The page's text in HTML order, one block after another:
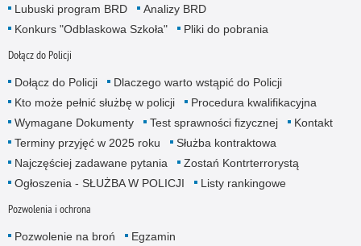
Lubuski program BRD
Analizy BRD
Konkurs "Odblaskowa Szkoła"
Pliki do pobrania
Dołącz do Policji
Dołącz do Policji
Dlaczego warto wstąpić do Policji
Kto może pełnić służbę w policji
Procedura kwalifikacyjna
Wymagane Dokumenty
Test sprawności fizycznej
Kontakt
Terminy przyjęć w 2025 roku
Służba kontraktowa
Najczęściej zadawane pytania
Zostań Kontrterrorystą
Ogłoszenia - SŁUŻBA W POLICJI
Listy rankingowe
Pozwolenia i ochrona
Pozwolenie na broń
Egzamin